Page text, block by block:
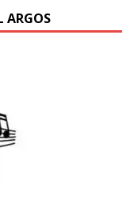
ARGOS